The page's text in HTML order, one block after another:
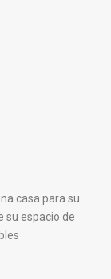
casa para su
su espacio de